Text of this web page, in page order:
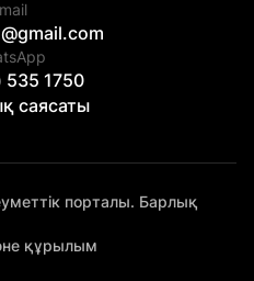
535 1750
саясаты
порталы. Барлық
құрылым